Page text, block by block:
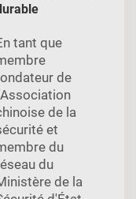
tant que
de
de la
et
du
du
de la